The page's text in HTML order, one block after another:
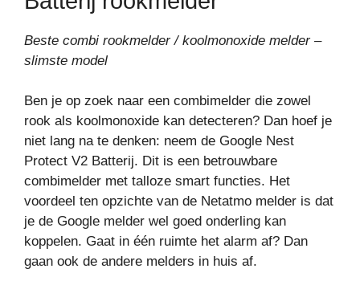
Beste combi rookmelder / koolmonoxide melder –
slimste model
Ben je op zoek naar een combimelder die zowel
rook als koolmonoxide kan detecteren? Dan hoef je
niet lang na te denken: neem de Google Nest
Protect V2 Batterij. Dit is een betrouwbare
combimelder met talloze smart functies. Het
voordeel ten opzichte van de Netatmo melder is dat
je de Google melder wel goed onderling kan
koppelen. Gaat in één ruimte het alarm af? Dan
gaan ook de andere melders in huis af.